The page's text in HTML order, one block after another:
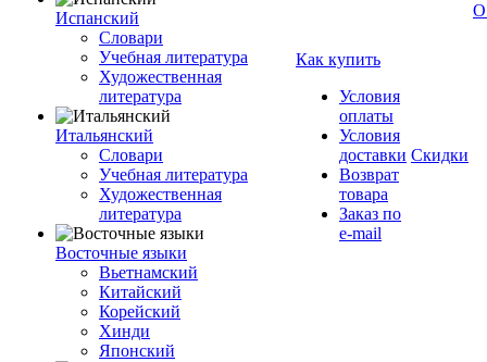
Испанский
Словари
Учебная литература
Художественная
литература
Итальянский
Словари
Учебная литература
Художественная
литература
Восточные языки
Вьетнамский
Китайский
Корейский
Хинди
Японский
Как купить
Условия
оплаты
Условия
доставки
Возврат
товара
Заказ по
e-mail
Скидки
О